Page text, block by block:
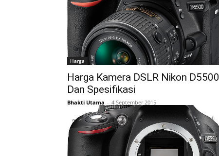
Harga
Harga Kamera DSLR Nikon D5500
Dan Spesifikasi
Bhakti Utama - 4 September 2015